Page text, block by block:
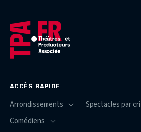
ACCÈS RAPIDE